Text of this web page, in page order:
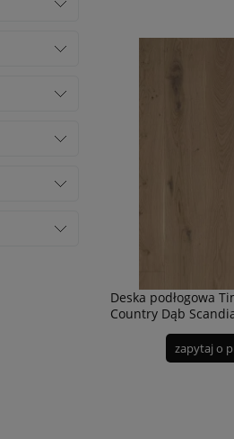
Deska podłogowa
Country Dąb
zapytaj o